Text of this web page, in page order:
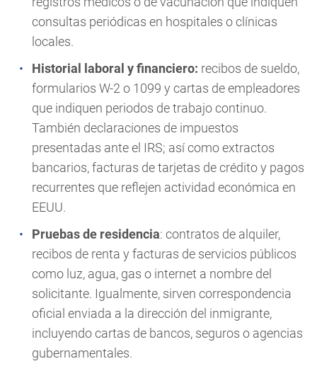
consultas periódicas en hospitales o clínicas
locales.
Historial laboral y financiero: recibos de sueldo,
formularios W-2 o 1099 y cartas de empleadores
que indiquen periodos de trabajo continuo.
También declaraciones de impuestos
presentadas ante el IRS; así como extractos
bancarios, facturas de tarjetas de crédito y pagos
recurrentes que reflejen actividad económica en
EEUU.
Pruebas de residencia: contratos de alquiler,
recibos de renta y facturas de servicios públicos
como luz, agua, gas o internet a nombre del
solicitante. Igualmente, sirven correspondencia
oficial enviada a la dirección del inmigrante,
incluyendo cartas de bancos, seguros o agencias
gubernamentales.